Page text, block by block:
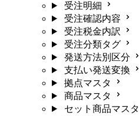
受注明細
受注確認内容
受注税金内訳
受注分類タグ
発送方法別区分
支払い発送変換
拠点マスタ
商品マスタ
セット商品マスタ